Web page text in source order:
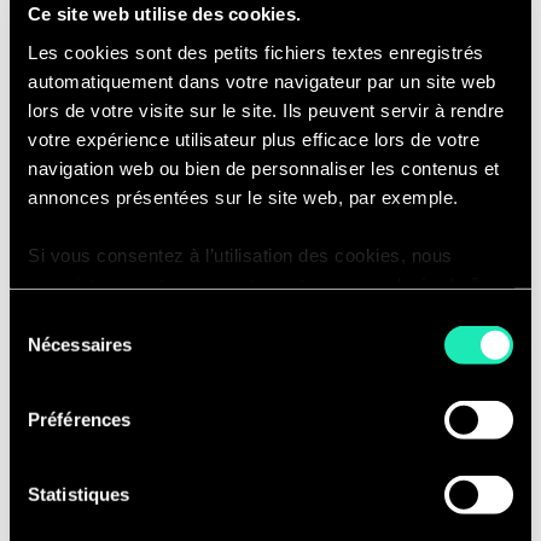
Ce site web utilise des cookies.
Les cookies sont des petits fichiers textes enregistrés
automatiquement dans votre navigateur par un site web
lors de votre visite sur le site. Ils peuvent servir à rendre
votre expérience utilisateur plus efficace lors de votre
navigation web ou bien de personnaliser les contenus et
annonces présentées sur le site web, par exemple.
Si vous consentez à l’utilisation des cookies, nous
consentir à cette utilisation à nouveau. Si vous ne
fonctionnement et ne personnalisera pas votre
Vous pouvez accéder à la liste complète des cookies
Nécessaires
Préférences
Statistiques
Gestion des risques
Optimisation des mécanismes de
transfert de risque ou des décisions
de gestion
Evaluations réglementaires ou audit
Solvabilité et MCEV
modèle
réglementaire ou économique
cabinet, votre participation s’articule